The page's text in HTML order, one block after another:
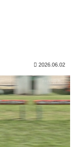
2026.06.02